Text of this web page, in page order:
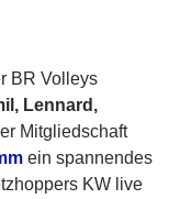
BR Volleys
Lennard,
Mitgliedschaft
ein spannendes
KW live